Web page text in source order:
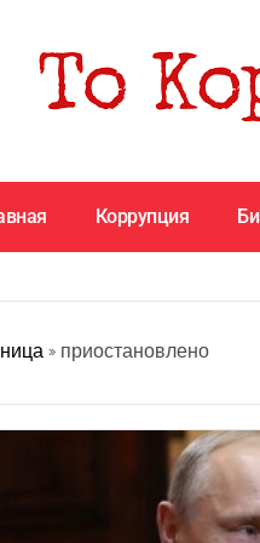
Коррупция
» приостановлено